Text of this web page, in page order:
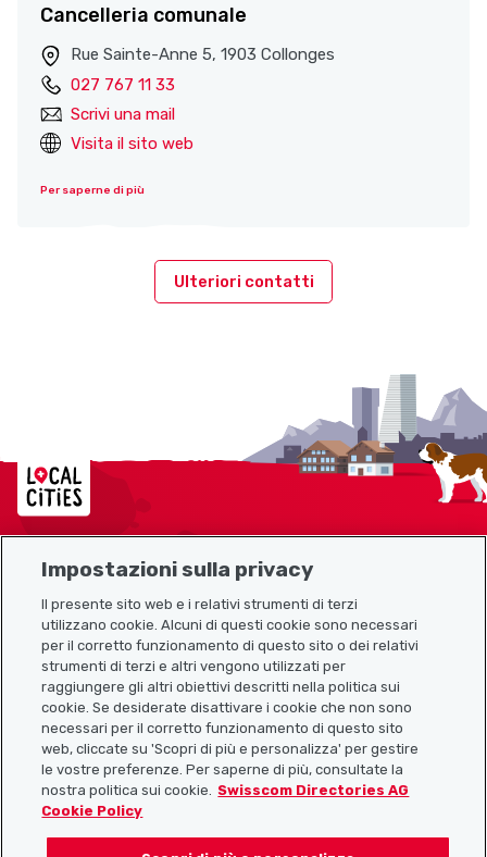
Cancelleria comunale
Rue Sainte-Anne 5, 1903 Collonges
027 767 11 33
Scrivi una mail
Visita il sito web
Per saperne di più
Ulteriori contatti
Localcities
Link utili
Scarica l’app Localcities
Seguiteci su:
Impostazioni sulla privacy
Il presente sito web e i relativi strumenti di terzi
utilizzano cookie. Alcuni di questi cookie sono necessari
per il corretto funzionamento di questo sito o dei relativi
strumenti di terzi e altri vengono utilizzati per
raggiungere gli altri obiettivi descritti nella politica sui
cookie. Se desiderate disattivare i cookie che non sono
necessari per il corretto funzionamento di questo sito
web, cliccate su 'Scopri di più e personalizza' per gestire
le vostre preferenze. Per saperne di più, consultate la
nostra politica sui cookie.
Swisscom Directories AG
Cookie Policy